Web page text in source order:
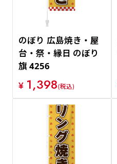
のぼり 広島焼き・屋
台・祭・縁日 のぼり
旗 4256
¥ 1,398(税込)